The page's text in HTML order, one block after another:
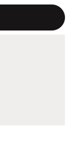
in den Warenkorb.